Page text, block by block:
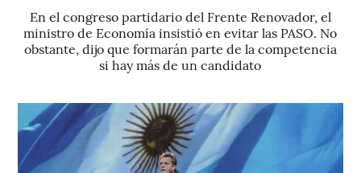
En el congreso partidario del Frente Renovador, el
ministro de Economía insistió en evitar las PASO. No
obstante, dijo que formarán parte de la competencia
si hay más de un candidato